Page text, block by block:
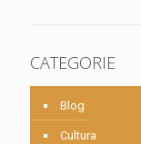
CATEGORIE
Blog
Cultura